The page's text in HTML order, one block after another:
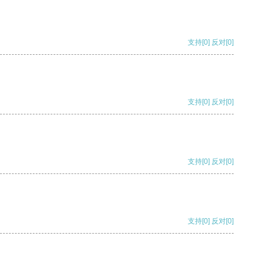
支持[0] 反对[0]
支持[0] 反对[0]
支持[0] 反对[0]
支持[0] 反对[0]